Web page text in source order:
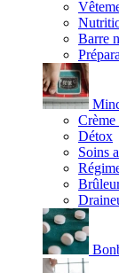
Barre
Détox
Soins